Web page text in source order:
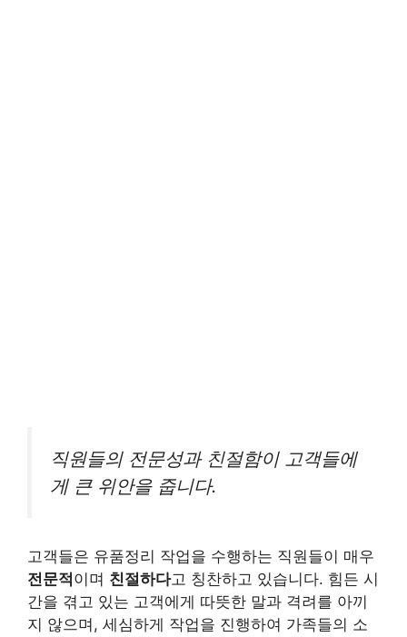
직원들의 전문성과 친절함이 고객들에
게 큰 위안을 줍니다.
고객들은 유품정리 작업을 수행하는 직원들이 매우
전문적 이며 친절하다고 칭찬하고 있습니다. 힘든 시
간을 겪고 있는 고객에게 따뜻한 말과 격려를 아끼
지 않으며, 세심하게 작업을 진행하여 가족들의 소